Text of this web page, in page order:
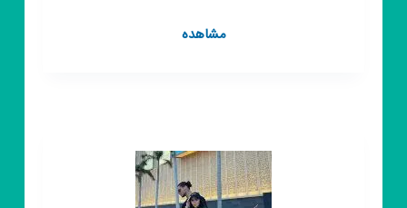
مشاهدهکانال
غمگین
عکس